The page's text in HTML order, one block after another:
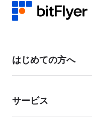
す。内容をご確認の上、ご返
本人確認書類をご提出いただ
お手数をおかけいたしますが
はじめての方へ
サービス